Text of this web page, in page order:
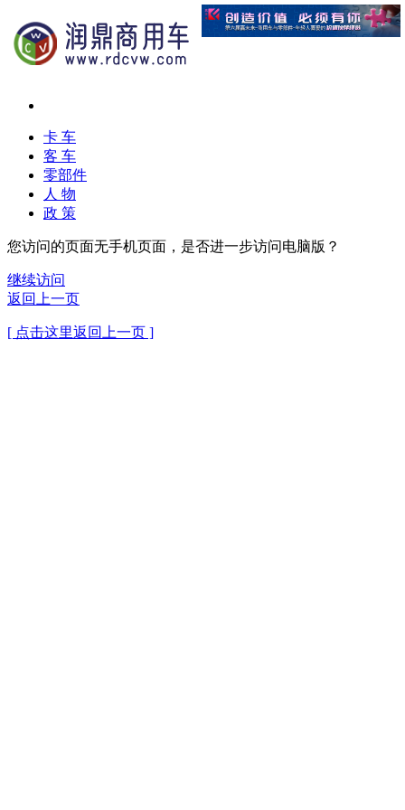
卡 车
客 车
零部件
人 物
政 策
您访问的页面无手机页面，是否进一步访问电脑版？
继续访问
返回上一页
[ 点击这里返回上一页 ]